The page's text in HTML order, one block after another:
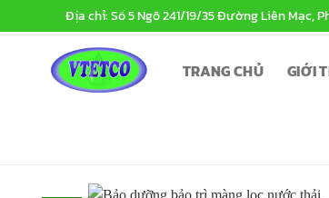
qua
Địa chỉ: Số 5 Ngõ 241/19/35 Đường Liên Mạc,
TRANG CHỦ GIỚI